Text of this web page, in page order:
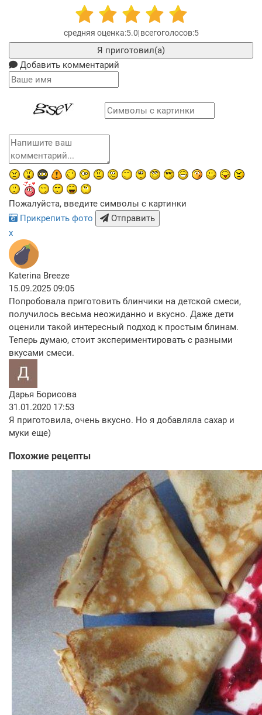
5.0 5
Я приготовил(а)
Добавить комментарий
Пожалуйста, введите символы с картинки
Прикрепить фото
Отправить
x
Katerina Breeze
15.09.2025 09:05
Попробовала приготовить блинчики на детской смеси,
получилось весьма неожиданно и вкусно. Даже дети
оценили такой интересный подход к простым блинам.
Теперь думаю, стоит экспериментировать с разными
вкусами смеси.
Дарья Борисова
31.01.2020 17:53
Я приготовила, очень вкусно. Но я добавляла сахар и
муки еще)
Похожие рецепты